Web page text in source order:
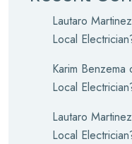
Lautaro Martinez
Local
Karim Benzema
Local
Lautaro Martinez
Local